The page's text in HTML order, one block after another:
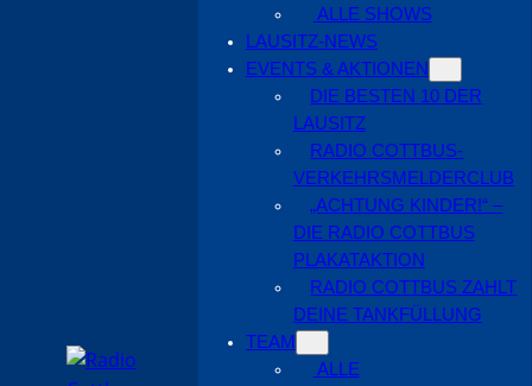
ALLE SHOWS
LAUSITZ-NEWS
EVENTS & AKTIONEN
DIE BESTEN 10 DER
LAUSITZ
RADIO COTTBUS-
VERKEHRSMELDERCLUB
„ACHTUNG KINDER!“ –
DIE RADIO COTTBUS
PLAKATAKTION
RADIO COTTBUS ZAHLT
DEINE TANKFÜLLUNG
TEAM
ALLE